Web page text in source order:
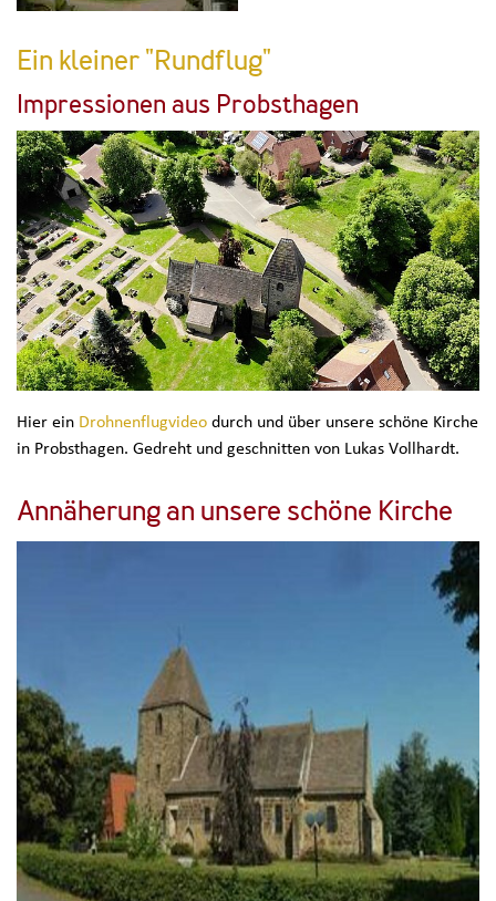
Ein kleiner "Rundflug"
Impressionen aus Probsthagen
Hier ein Drohnenflugvideo durch und über unsere schöne Kirche
in Probsthagen. Gedreht und geschnitten von Lukas Vollhardt.
Annäherung an unsere schöne Kirche